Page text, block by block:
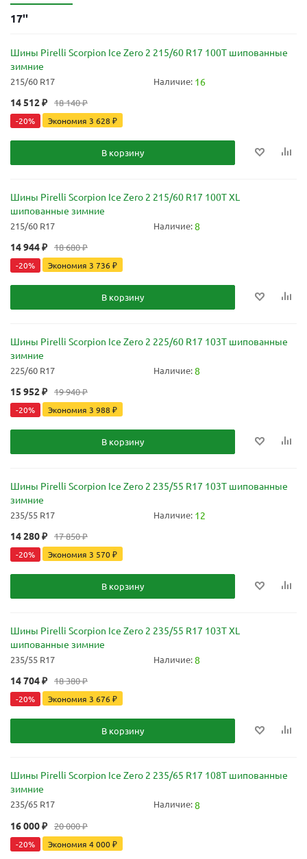
17''
Шины Pirelli Scorpion Ice Zero 2 215/60 R17 100T шипованные
зимние
215/60 R17 Наличие: 16
14 512₽ 18 140₽
-20% Экономия 3 628 ₽
В корзину
Шины Pirelli Scorpion Ice Zero 2 215/60 R17 100T XL
шипованные зимние
215/60 R17 Наличие:8
14 944₽ 18 680₽
-20% Экономия 3 736₽
В корзину
Шины Pirelli Scorpion Ice Zero 2 225/60 R17 103T шипованные
зимние
225/60 R17 Наличие:8
15 952₽ 19 940₽
-20% Экономия 3 988 ₽
В корзину
Шины Pirelli Scorpion Ice Zero 2 235/55 R17 103T шипованные
зимние
235/55 R17 Наличие: 12
14 280₽ 17 850₽
-20% Экономия 3 570₽
В корзину
Шины Pirelli Scorpion Ice Zero 2 235/55 R17 103T XL
шипованные зимние
235/55 R17 Наличие:8
14 704₽ 18 380₽
-20% Экономия 3 676₽
В корзину
Шины Pirelli Scorpion Ice Zero 2 235/65 R17 108T шипованные
зимние
235/65 R17 Наличие:8
16 000₽ 20 000₽
-20% Экономия 4 000₽